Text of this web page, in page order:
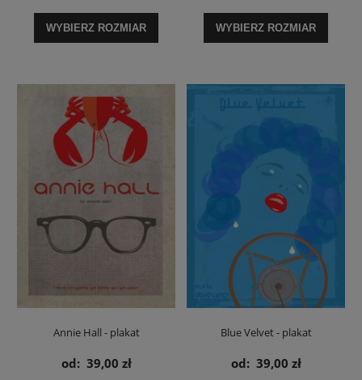
WYBIERZ ROZMIAR WYBIERZ ROZMIAR
Annie Hall - plakat
od: 39,00 zł
Blue Velvet - plakat
od: 39,00 zł